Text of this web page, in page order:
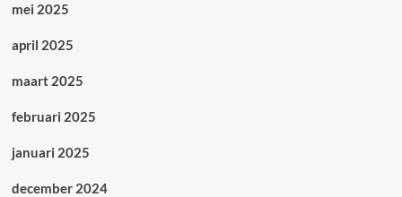
mei 2025
april 2025
maart 2025
februari 2025
januari 2025
december 2024